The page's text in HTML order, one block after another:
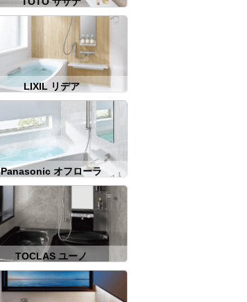
LIXIL リデア
Panasonic オフローラ
TOCLAS ユーノ